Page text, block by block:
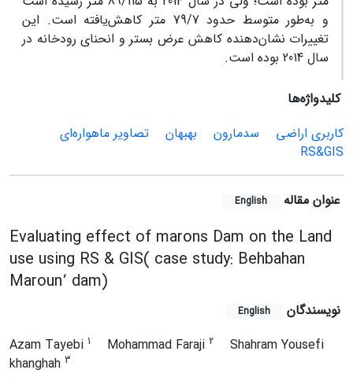
و به‌طور متوسط حدود 79/7 متر کاهش‌یافته است. این
تغییرات نشان‌دهنده کاهش عرض بستر و انحنای رودخانه در
سال 2014 بوده است.
کلیدواژه‌ها
کاربری اراضی
سدمارون بهبهان
تصاویر ماهواره‌ای
RS&GIS
عنوان مقاله English
Evaluating effect of marons Dam on the Land
use using RS & GIS( case study: Behbahan
Maroun՚ dam)
نویسندگان English
Azam Tayebi 1 Mohammad Faraji 2
Shahram Yousefi
khanghah 3